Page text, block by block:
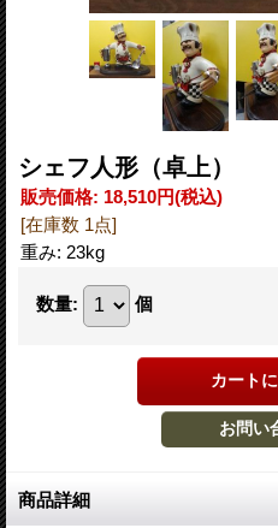
シェフ人形（卓上）
販売価格: 18,510円(税込)
[在庫数 1点]
重み: 23kg
数量: 個
商品詳細